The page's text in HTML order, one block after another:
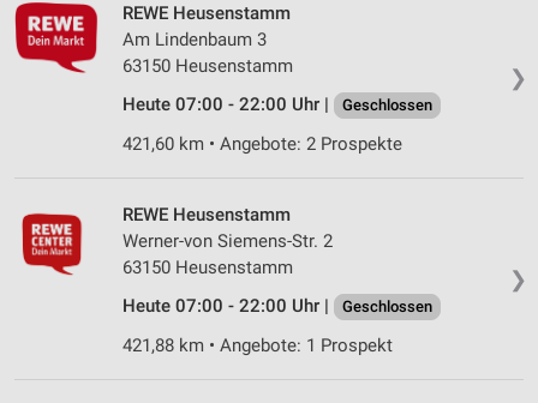
❯
REWE Heusenstamm
Am Lindenbaum 3
63150 Heusenstamm
Heute 07:00 - 22:00 Uhr |
Geschlossen
421,60 km • Angebote: 2 Prospekte
❯
REWE Heusenstamm
Werner-von Siemens-Str. 2
63150 Heusenstamm
Heute 07:00 - 22:00 Uhr |
Geschlossen
421,88 km • Angebote: 1 Prospekt
Verwendung von Profilen zur Auswahl
personalisierter Inhalte
Messung der Performance von Inhalten
Kombinationen von Daten aus verschiedenen
Quellen
Entwicklung und Verbesserung der Angebote
Verwendung reduzierter Daten zur Auswahl von